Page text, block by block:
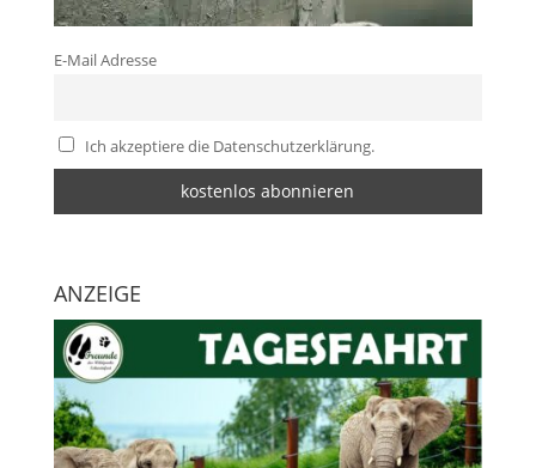
E-Mail Adresse
Ich akzeptiere die Datenschutzerklärung.
ANZEIGE